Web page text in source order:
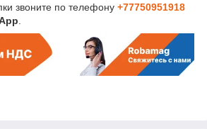
звоните по телефону +77750951918